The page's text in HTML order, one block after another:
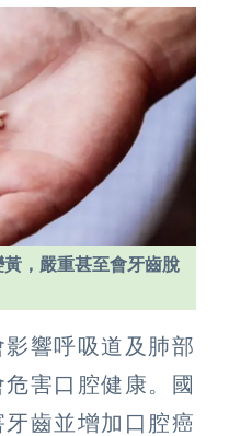
，嚴重甚至會牙齒脫
響呼吸道及肺部
害口腔健康。國
齒並增加口腔癌